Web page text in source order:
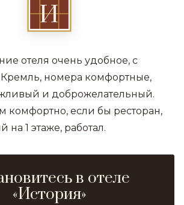
И
отеля очень удобное, с
номера комфортные,
и доброжелательный.
комфортно, если бы ресторан,
1 этаже, работал.
в отеле
«История»